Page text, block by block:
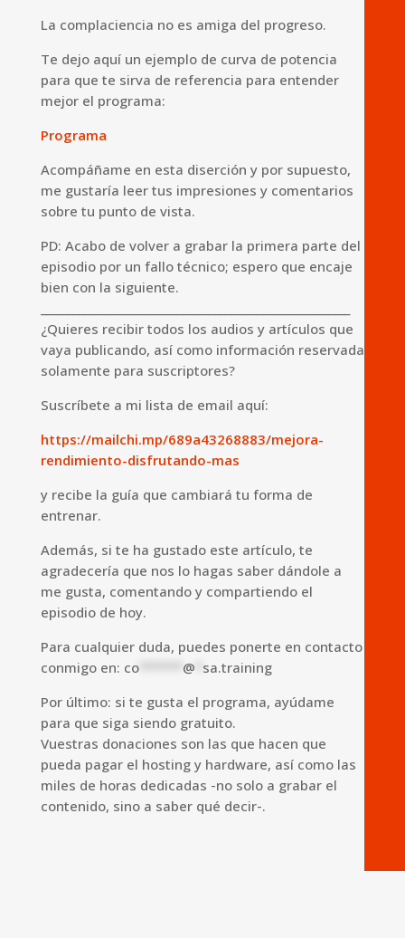
La complaciencia no es amiga del progreso.
Te dejo aquí un ejemplo de curva de potencia
para que te sirva de referencia para entender
mejor el programa:
Programa
Acompáñame en esta diserción y por supuesto,
me gustaría leer tus impresiones y comentarios
sobre tu punto de vista.
PD: Acabo de volver a grabar la primera parte del
episodio por un fallo técnico; espero que encaje
bien con la siguiente.
¿Quieres recibir todos los audios y artículos que
vaya publicando, así como información reservada
solamente para suscriptores?
Suscríbete a mi lista de email aquí:
https://mailchi.mp/689a43268883/mejora-
rendimiento-disfrutando-mas
y recibe la guía que cambiará tu forma de
entrenar.
Además, si te ha gustado este artículo, te
agradecería que nos lo hagas saber dándole a
me gusta, comentando y compartiendo el
episodio de hoy.
Para cualquier duda, puedes ponerte en contacto
conmigo en: co****** @ sa.training
Por último: si te gusta el programa, ayúdame
para que siga siendo gratuito.
Vuestras donaciones son las que hacen que
pueda pagar el hosting y hardware, así como las
miles de horas dedicadas -no solo a grabar el
contenido, sino a saber qué decir-.